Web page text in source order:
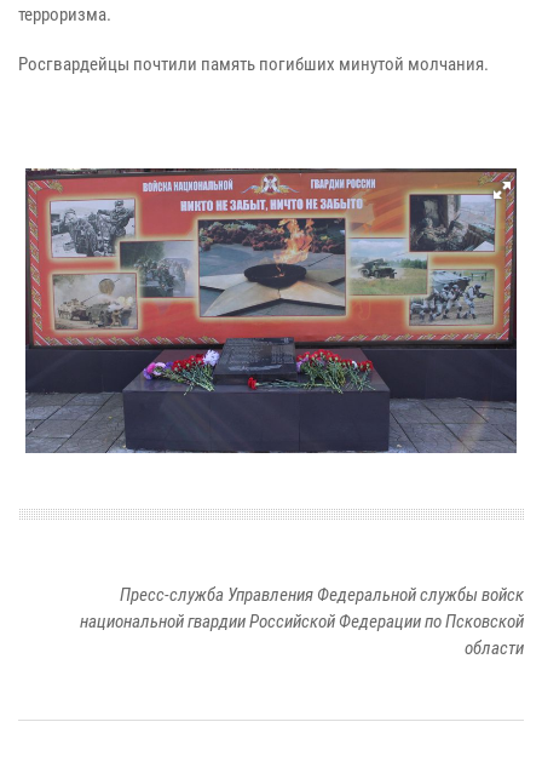
терроризма.
Росгвардейцы почтили память погибших минутой молчания.
Пресс-служба Управления Федеральной службы войск
национальной гвардии Российской Федерации по Псковской
области